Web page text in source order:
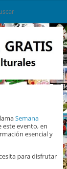
Semana
evento, en
esencial y
para disfrutar